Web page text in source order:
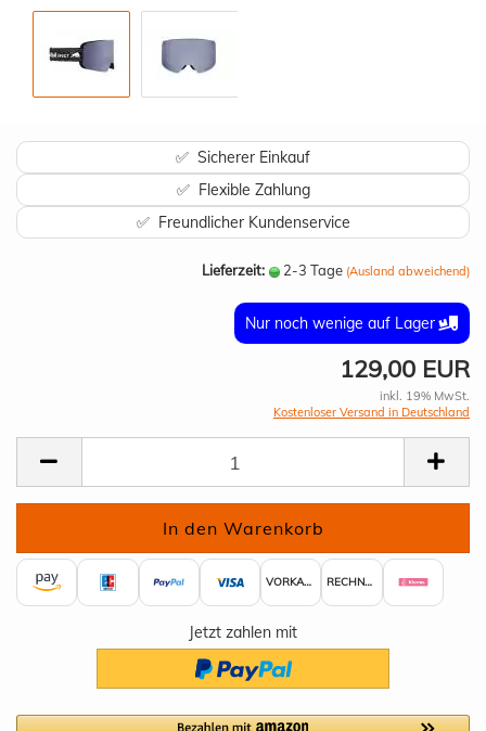
✅ Sicherer Einkauf
✅ Flexible Zahlung
✅ Freundlicher Kundenservice
Lieferzeit: 2-3 Tage (Ausland abweichend)
Nur noch wenige auf Lager
129,00 EUR
inkl. 19% MwSt.
Kostenloser Versand in Deutschland
VORKASSE RECHNUNG
Jetzt zahlen mit